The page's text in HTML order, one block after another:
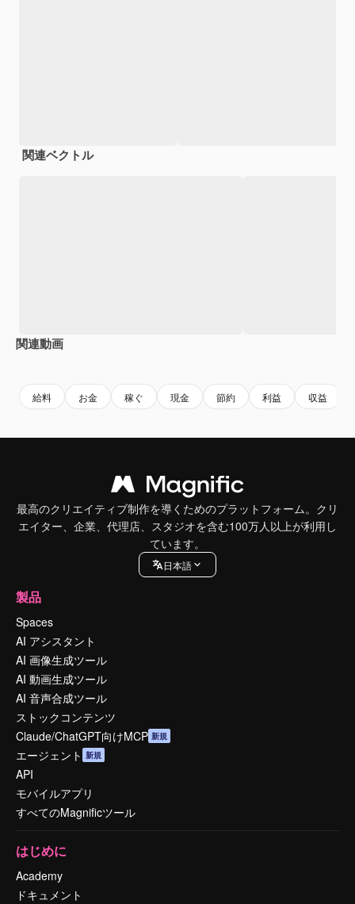
関連ベクトル
関連動画
給料 お金 稼ぐ 現金 節約 利益 収益
最高のクリエイティブ制作を導くためのプラットフォーム。クリ
エイター、企業、代理店、スタジオを含む100万人以上が利用し
ています。
日本語
製品
Spaces
AI アシスタント
AI 画像生成ツール
AI 動画生成ツール
AI 音声合成ツール
ストックコンテンツ
Claude/ChatGPT向けMCP 新規
エージェント 新規
API
モバイルアプリ
すべてのMagnificツール
はじめに
Academy
ドキュメント